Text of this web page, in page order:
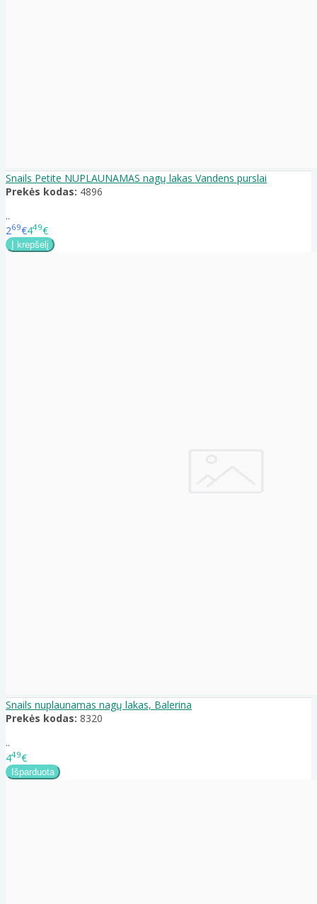
Snails Petite NUPLAUNAMAS nagų lakas Vandens purslai
Prekės kodas: 4896
..
269€449€
Snails nuplaunamas nagų lakas, Balerina
Prekės kodas: 8320
..
449€